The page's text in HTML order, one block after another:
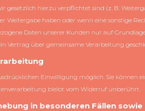
gesetzlich hierzu verpflichtet sind (z. B.
Weitergabe haben oder wenn eine sonstige
Daten unserer Kunden nur auf
Vertrag über gemeinsame Verarbeitung
Einwilligung möglich. Sie können
bleibt vom Widerruf unberührt.
in besonderen Fällen